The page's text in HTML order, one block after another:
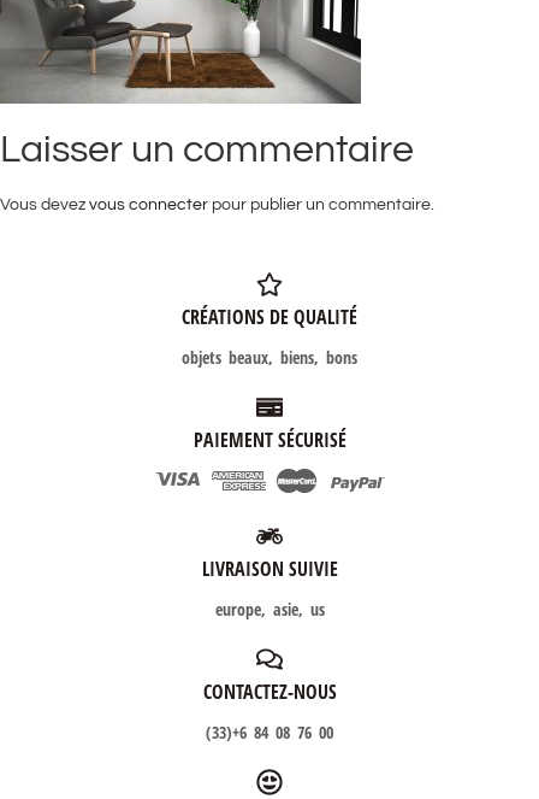
Laisser un commentaire
Vous devez vous connecter pour publier un commentaire.
CRÉATIONS DE QUALITÉ
objets beaux, biens, bons
PAIEMENT SÉCURISÉ
LIVRAISON SUIVIE
europe, asie, us
CONTACTEZ-NOUS
(33)+6 84 08 76 00